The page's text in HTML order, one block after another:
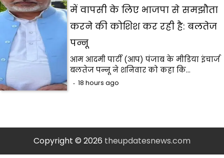
में वापसी के लिए भाजपा से समझौता
करने की कोशिश कर रही है: बलतेज
पन्नू
आम आदमी पार्टी (आप) पंजाब के मीडिया इंचार्ज
बलतेज पन्नू ने शनिवार को कहा कि…
18 hours ago
Copyright © 2026 theupdatesnews.com